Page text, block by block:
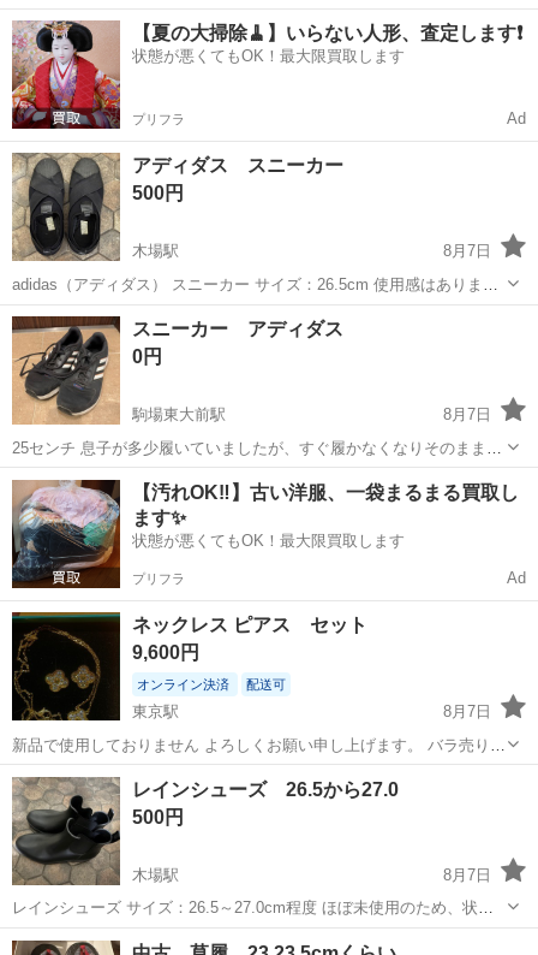
が、まだお使いいただけます。 もしご入用の方がいらっしゃいました
ら、ぜひどうぞ。
東京 江東区 木場駅 靴 アディダス
【夏の大掃除🧹】いらない人形、査定します❗️
状態が悪くてもOK！最大限買取します
プリフラ Ad
アディダス スニーカー
500円
木場駅
8月7日
adidas（アディダス） スニーカー サイズ：26.5cm 使用感はあります
が、まだまだご使用いただけます。 ご興味のある方は、ぜひご検討く
ださい。
東京 江東区 アディダス
スニーカー アディダス
0円
駒場東大前駅
8月7日
25センチ 息子が多少履いていましたが、すぐ履かなくなりそのままし
まっていました。 外見は大きなダメージなさそうですが、中敷に少し
穴開いてます。
東京 目黒区 駒場東大前駅 靴
【汚れOK‼️】古い洋服、一袋まるまる買取し
ます✨
状態が悪くてもOK！最大限買取します
プリフラ Ad
ネックレス ピアス セット
9,600円
オンライン決済 配送可
東京駅
8月7日
新品で使用しておりません よろしくお願い申し上げます。 バラ売り可
原価2万円
東京 中央区 東京駅 バッグ セット
レインシューズ 26.5から27.0
500円
木場駅
8月7日
レインシューズ サイズ：26.5～27.0cm程度 ほぼ未使用のため、状態
は良好です。 雨の日の通勤・通学や普段使いにおすすめです。
東京 江東区 木場駅